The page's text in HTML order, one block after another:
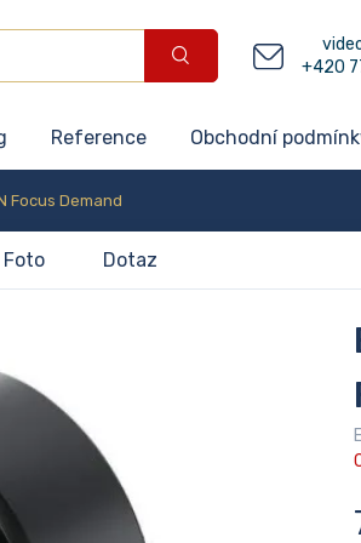
+420
Reference Obchodní
Focus Demand
Foto Dotaz